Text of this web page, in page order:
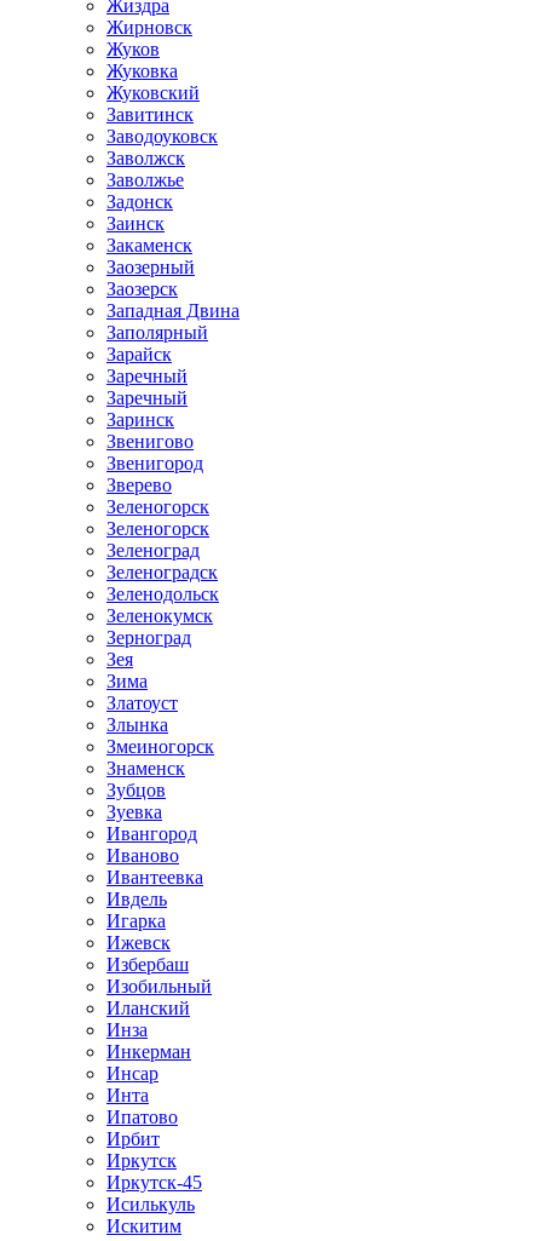
Жиздра
Жирновск
Жуков
Жуковка
Жуковский
Завитинск
Заводоуковск
Заволжск
Заволжье
Задонск
Заинск
Закаменск
Заозерный
Заозерск
Западная Двина
Заполярный
Зарайск
Заречный
Заречный
Заринск
Звенигово
Звенигород
Зверево
Зеленогорск
Зеленогорск
Зеленоград
Зеленоградск
Зеленодольск
Зеленокумск
Зерноград
Зея
Зима
Златоуст
Злынка
Змеиногорск
Знаменск
Зубцов
Зуевка
Ивангород
Иваново
Ивантеевка
Ивдель
Игарка
Ижевск
Избербаш
Изобильный
Иланский
Инза
Инкерман
Инсар
Инта
Ипатово
Ирбит
Иркутск
Иркутск-45
Исилькуль
Искитим